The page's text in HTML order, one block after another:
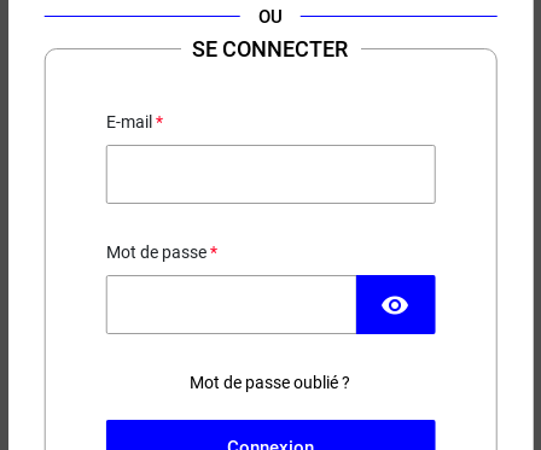
OU
SE CONNECTER
E-mail
Mot de passe
visibility
Mot de passe oublié ?
E-LIQUIDE DON CRISTO PGVG
(26 avis)
Classic cubain
22,90 €
EN STOCK
Contenance Taux de nicotine